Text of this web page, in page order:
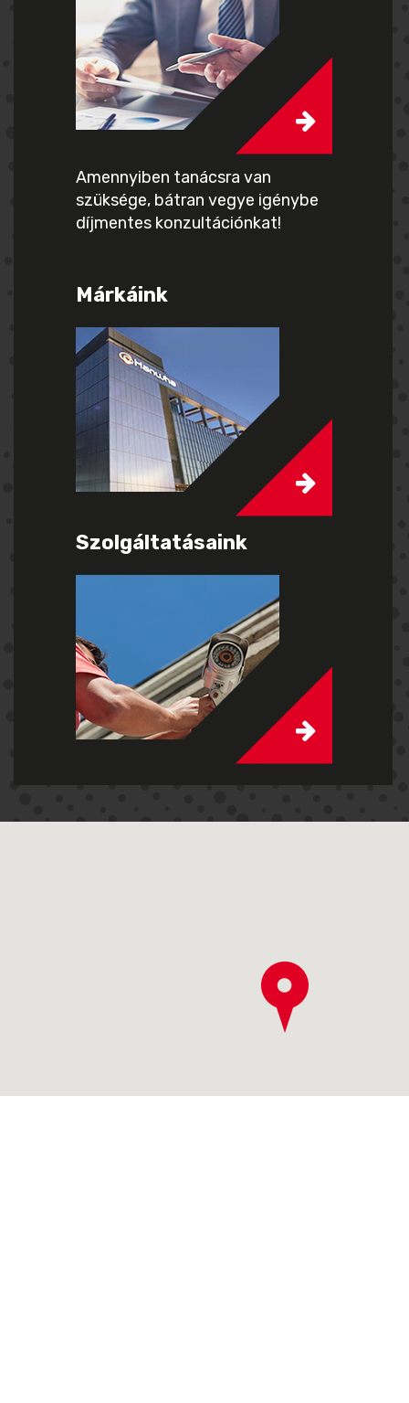
Amennyiben tanácsra van
szüksége, bátran vegye igénybe
díjmentes konzultációnkat!
Márkáink
Szolgáltatásaink